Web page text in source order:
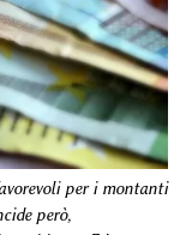
per i montanti
però,